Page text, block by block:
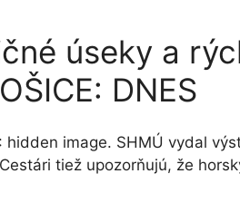
úseky a
DNES
hidden image. SHMÚ vydal
tiež upozorňujú, že